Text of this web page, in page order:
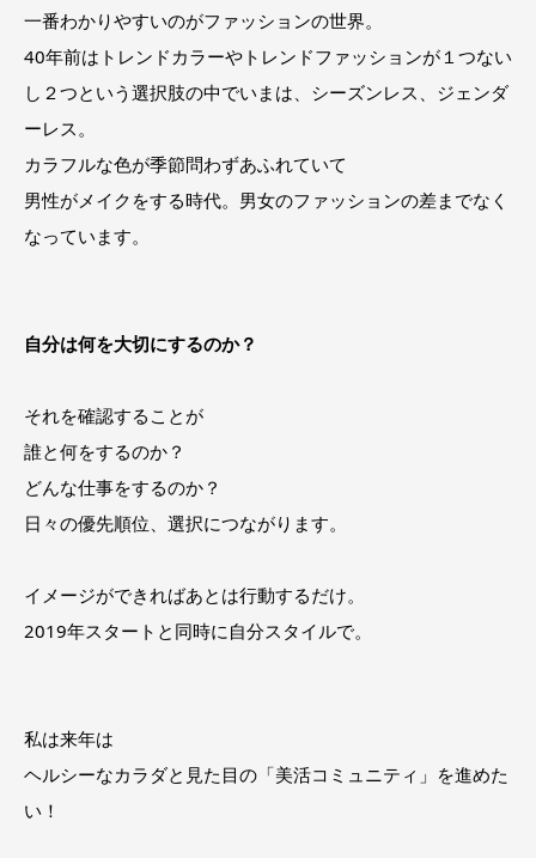
一番わかりやすいのがファッションの世界。
40年前はトレンドカラーやトレンドファッションが１つない
し２つという選択肢の中でいまは、シーズンレス、ジェンダ
ーレス。
カラフルな色が季節問わずあふれていて
男性がメイクをする時代。男女のファッションの差までなく
なっています。
自分は何を大切にするのか？
それを確認することが
誰と何をするのか？
どんな仕事をするのか？
日々の優先順位、選択につながります。
イメージができればあとは行動するだけ。
2019年スタートと同時に自分スタイルで。
私は来年は
ヘルシーなカラダと見た目の「美活コミュニティ」を進めた
い！